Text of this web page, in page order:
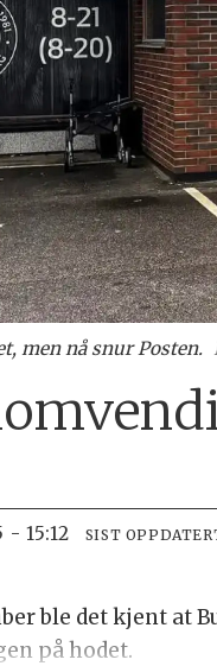
men nå snur Posten.
- 15:12 SIST
ble det kjent at
på hodet.